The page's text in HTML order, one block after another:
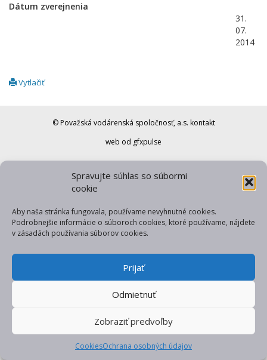
Spravujte súhlas so súbormi
cookie
Aby naša stránka fungovala, používame nevyhnutné cookies.
Podrobnejšie informácie o súboroch cookies, ktoré používame, nájdete
v zásadách používania súborov cookies.
Prijať
Odmietnuť
Zobraziť predvoľby
CookiesOchrana osobných údajov
Dátum zverejnenia
31.
07.
2014
Vytlačiť
© Považská vodárenská spoločnosť, a.s. kontakt
web od gfxpulse